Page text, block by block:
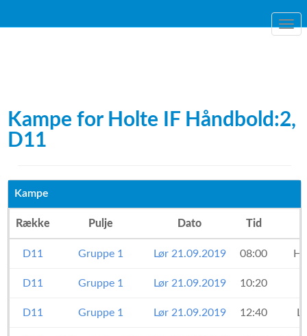
Kampe for Holte IF Håndbold:2,
D11
Kampe
Række Pulje Dato Tid
D11 Gruppe 1 Lør 21.09.2019 08:00
D11 Gruppe 1 Lør 21.09.2019 10:20
D11 Gruppe 1 Lør 21.09.2019 12:40